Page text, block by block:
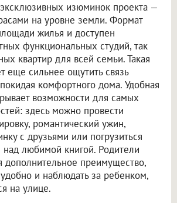
изюминок проекта —
на уровне земли. Формат
жилья и доступен
функциональных студий, так
квартир для всей семьи. Такая
еще сильнее ощутить связь
комфортного дома. Удобная
возможности для самых
здесь можно провести
романтический ужин,
с друзьями или погрузиться
любимой книгой. Родители
дополнительное преимущество,
и наблюдать за ребенком,
на улице.